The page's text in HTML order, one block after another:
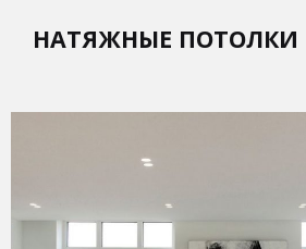
НАТЯЖНЫЕ ПОТОЛКИ